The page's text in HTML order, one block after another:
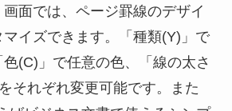
画面では、ページ罫線のデザイ
イズできます。「種類(Y)」で
(C)」で任意の色、「線の太さ
それぞれ変更可能です。また